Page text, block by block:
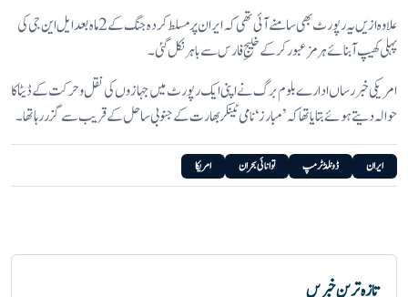
علاوہ ازیں یہ رپورٹ بھی سامنے آئی تھی کہ ایران پر مسلط کردہ جنگ کے 2 ماہ بعد ایل این جی کی
پہلی کھیپ آبنائے ہرمز عبور کر کے خلیجِ فارس سے باہر نکل گئی۔
امریکی خبر رساں ادارے بلوم برگ نے اپنی ایک رپورٹ میں جہازوں کی نقل و حرکت کے ڈیٹا کا
حوالہ دیتے ہوئے بتایا تھا کہ ’مبارز‘ نامی ٹینکر بھارت کے جنوبی ساحل کے قریب سے گزر رہا تھا۔
ایران ڈونلڈٹرمپ توانائی بحران امریکا